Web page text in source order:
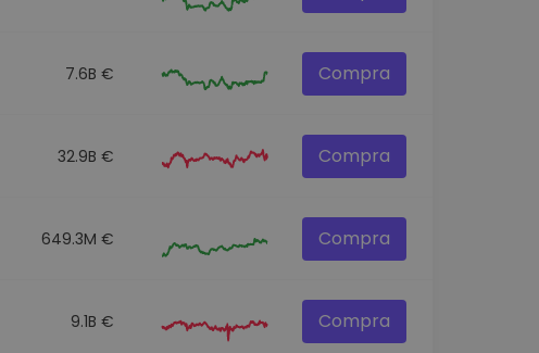
7.6B € Compra
32.9B € Compra
649.3M € Compra
9.1B € Compra